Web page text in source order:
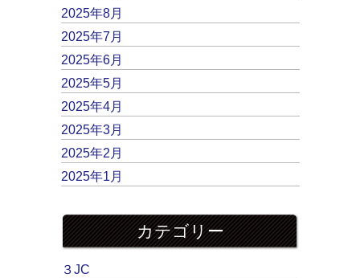
2025年8月
2025年7月
2025年6月
2025年5月
2025年4月
2025年3月
2025年2月
2025年1月
カテゴリー
３JC